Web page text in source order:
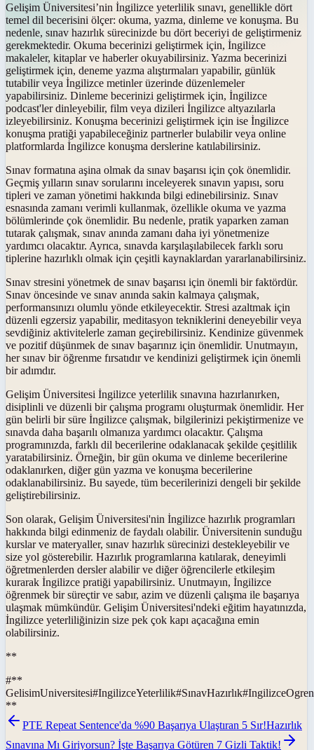
Gelişim Üniversitesi’nin İngilizce yeterlilik sınavı, genellikle dört
temel dil becerisini ölçer: okuma, yazma, dinleme ve konuşma. Bu
nedenle, sınav hazırlık sürecinizde bu dört beceriyi de geliştirmeniz
gerekmektedir. Okuma becerinizi geliştirmek için, İngilizce
makaleler, kitaplar ve haberler okuyabilirsiniz. Yazma becerinizi
geliştirmek için, deneme yazma alıştırmaları yapabilir, günlük
tutabilir veya İngilizce metinler üzerinde düzenlemeler
yapabilirsiniz. Dinleme becerinizi geliştirmek için, İngilizce
podcast'ler dinleyebilir, film veya dizileri İngilizce altyazılarla
izleyebilirsiniz. Konuşma becerinizi geliştirmek için ise İngilizce
konuşma pratiği yapabileceğiniz partnerler bulabilir veya online
platformlarda İngilizce konuşma derslerine katılabilirsiniz.
Sınav formatına aşina olmak da sınav başarısı için çok önemlidir.
Geçmiş yılların sınav sorularını inceleyerek sınavın yapısı, soru
tipleri ve zaman yönetimi hakkında bilgi edinebilirsiniz. Sınav
esnasında zamanı verimli kullanmak, özellikle okuma ve yazma
bölümlerinde çok önemlidir. Bu nedenle, pratik yaparken zaman
tutarak çalışmak, sınav anında zamanı daha iyi yönetmenize
yardımcı olacaktır. Ayrıca, sınavda karşılaşılabilecek farklı soru
tiplerine hazırlıklı olmak için çeşitli kaynaklardan yararlanabilirsiniz.
Sınav stresini yönetmek de sınav başarısı için önemli bir faktördür.
Sınav öncesinde ve sınav anında sakin kalmaya çalışmak,
performansınızı olumlu yönde etkileyecektir. Stresi azaltmak için
düzenli egzersiz yapabilir, meditasyon tekniklerini deneyebilir veya
sevdiğiniz aktivitelerle zaman geçirebilirsiniz. Kendinize güvenmek
ve pozitif düşünmek de sınav başarınız için önemlidir. Unutmayın,
her sınav bir öğrenme fırsatıdır ve kendinizi geliştirmek için önemli
bir adımdır.
Gelişim Üniversitesi İngilizce yeterlilik sınavına hazırlanırken,
disiplinli ve düzenli bir çalışma programı oluşturmak önemlidir. Her
gün belirli bir süre İngilizce çalışmak, bilgilerinizi pekiştirmenize ve
sınavda daha başarılı olmanıza yardımcı olacaktır. Çalışma
programınızda, farklı dil becerilerine odaklanacak şekilde çeşitlilik
yaratabilirsiniz. Örneğin, bir gün okuma ve dinleme becerilerine
odaklanırken, diğer gün yazma ve konuşma becerilerine
odaklanabilirsiniz. Bu sayede, tüm becerilerinizi dengeli bir şekilde
geliştirebilirsiniz.
Son olarak, Gelişim Üniversitesi'nin İngilizce hazırlık programları
hakkında bilgi edinmeniz de faydalı olabilir. Üniversitenin sunduğu
kurslar ve materyaller, sınav hazırlık sürecinizi destekleyebilir ve
size yol gösterebilir. Hazırlık programlarına katılarak, deneyimli
öğretmenlerden dersler alabilir ve diğer öğrencilerle etkileşim
kurarak İngilizce pratiği yapabilirsiniz. Unutmayın, İngilizce
öğrenmek bir süreçtir ve sabır, azim ve düzenli çalışma ile başarıya
ulaşmak mümkündür. Gelişim Üniversitesi'ndeki eğitim hayatınızda,
İngilizce yeterliliğinizin size pek çok kapı açacağına emin
olabilirsiniz.
**
#**
GelisimUniversitesi#IngilizceYeterlilik#SınavHazırlık#
**
PTE Repeat Sentence'da %90 Başarıya Ulaştıran 5 Sır!Hazırlık
Sınavına Mı Giriyorsun? İşte Başarıya Götüren 7 Gizli Taktik!